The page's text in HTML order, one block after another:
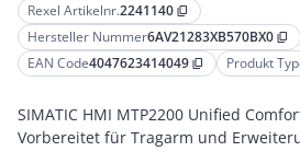
Rexel Artikelnr.2241140 content_copy
Hersteller Nummer6AV21283XB570BX0 content_copy
EAN Code4047623414049 content_copy Produkt
SIMATIC HMI MTP2200 Unified
Vorbereitet für Tragarm und